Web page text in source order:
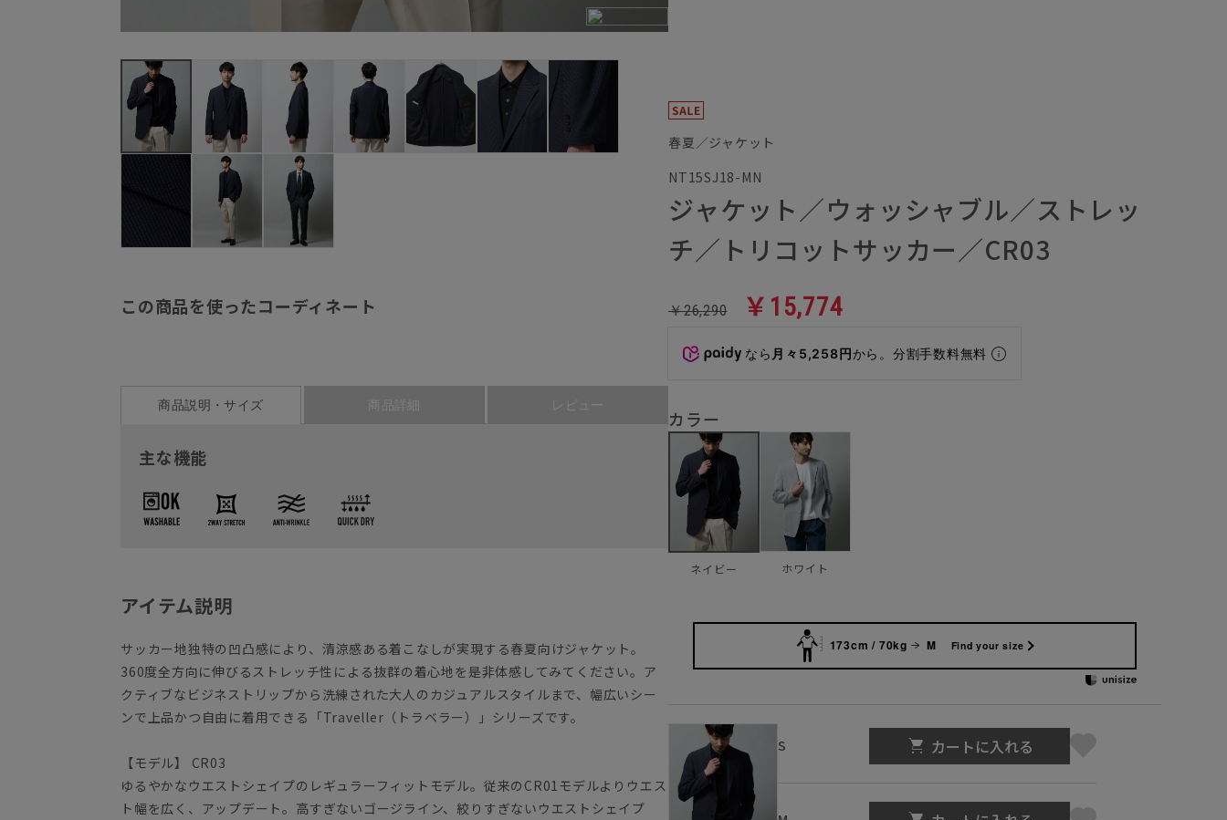
この商品を使ったコーディネート
商品説明・サイズ 商品詳細 レビュー
主な機能
アイテム説明
サッカー地独特の凹凸感により、清涼感ある着こなしが実現する春夏向けジャケット。
360度全方向に伸びるストレッチ性による抜群の着心地を是非体感してみてください。ア
クティブなビジネストリップから洗練された大人のカジュアルスタイルまで、幅広いシー
ンで上品かつ自由に着用できる「Traveller（トラベラー）」シリーズです。
【モデル】 CR03
ゆるやかなウエストシェイプのレギュラーフィットモデル。従来のCR01モデルよりウエス
ト幅を広く、アップデート。高すぎないゴージライン、絞りすぎないウエストシェイプ
春夏／ジャケット
NT15SJ18-MN
ジャケット／ウォッシャブル／ストレッ
チ／トリコットサッカー／CR03
￥26,290 ￥15,774
なら 月々5,258円から。分割手数料無料
カラー
ネイビー ホワイト
173cm / 70kg M Find your size
S カートに入れる